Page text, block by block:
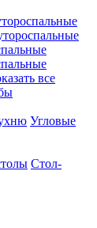
все
Угловые
Стол-